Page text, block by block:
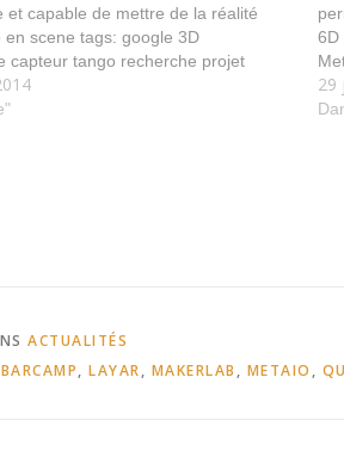
et capable de mettre de la réalité
en scene tags: google 3D
capteur tango recherche projet
for Location Based
Developer Portal La nouvelle
6D
29
ACTUALITÉS
BARCAMP, LAYAR, MAKERLAB , METAIO ,